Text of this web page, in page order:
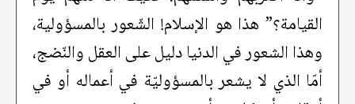
القيامة؟” هذا هو الإسلام! الشّعور بالمسؤولية،
وهذا الشعور في الدنيا دليل على العقل والنّضج،
أمّا الذي لا يشعر بالمسؤوليّة في أعماله أو في